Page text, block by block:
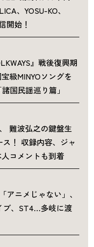
、YOSU-KO、
開始！
』戦後復興期
級MINYOソングを
国民謡巡り篇」
難波弘之の鍵盤生
！ 収録内容、ジャ
コメントも到着
ニメじゃない」、
ブ、ST4…多岐に渡